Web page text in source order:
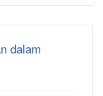
dalam